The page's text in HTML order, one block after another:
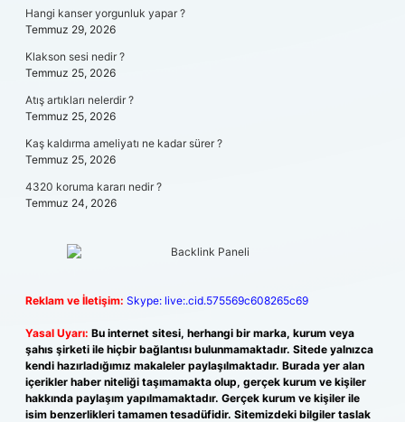
Hangi kanser yorgunluk yapar ?
Temmuz 29, 2026
Klakson sesi nedir ?
Temmuz 25, 2026
Atış artıkları nelerdir ?
Temmuz 25, 2026
Kaş kaldırma ameliyatı ne kadar sürer ?
Temmuz 25, 2026
4320 koruma kararı nedir ?
Temmuz 24, 2026
Reklam ve İletişim: Skype: live:.cid.575569c608265c69
Yasal Uyarı: Bu internet sitesi, herhangi bir marka, kurum veya
şahıs şirketi ile hiçbir bağlantısı bulunmamaktadır. Sitede yalnızca
kendi hazırladığımız makaleler paylaşılmaktadır. Burada yer alan
içerikler haber niteliği taşımamakta olup, gerçek kurum ve kişiler
hakkında paylaşım yapılmamaktadır. Gerçek kurum ve kişiler ile
isim benzerlikleri tamamen tesadüfidir. Sitemizdeki bilgiler taslak